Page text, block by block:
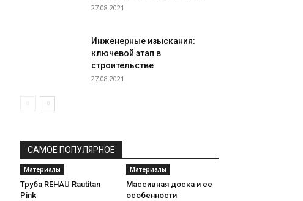
27.08.2021
Инженерные изыскания:
ключевой этап в
строительстве
27.08.2021
САМОЕ ПОПУЛЯРНОЕ
Материалы
Труба REHAU Rautitan
Pink
Материалы
Массивная доска и ее
особенности